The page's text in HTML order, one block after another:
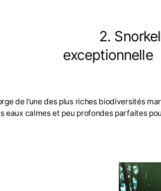
2.
exceptionnelle
de l’une des plus riches biodiversités
eaux calmes et peu profondes parfaites